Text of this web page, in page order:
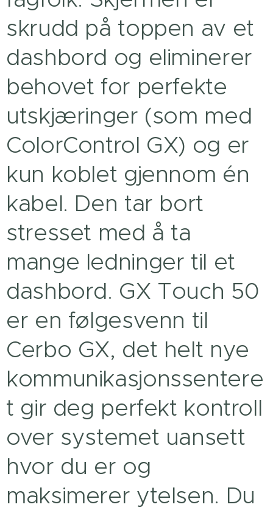
skrudd på toppen av et
dashbord og eliminerer
behovet for perfekte
utskjæringer (som med
ColorControl GX) og er
kun koblet gjennom én
kabel. Den tar bort
stresset med å ta
mange ledninger til et
dashbord. GX Touch 50
er en følgesvenn til
Cerbo GX, det helt nye
kommunikasjonssentere
t gir deg perfekt kontroll
over systemet uansett
hvor du er og
maksimerer ytelsen. Du